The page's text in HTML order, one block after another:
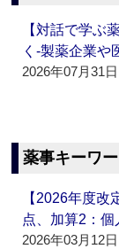
【対話で学ぶ
く‐製薬企業
2026年07月31
薬事キーワ
【2026年度
点、加算2：
2026年03月12